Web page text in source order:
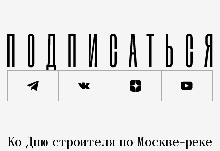
Город
Ко Дню строителя по Москве-реке